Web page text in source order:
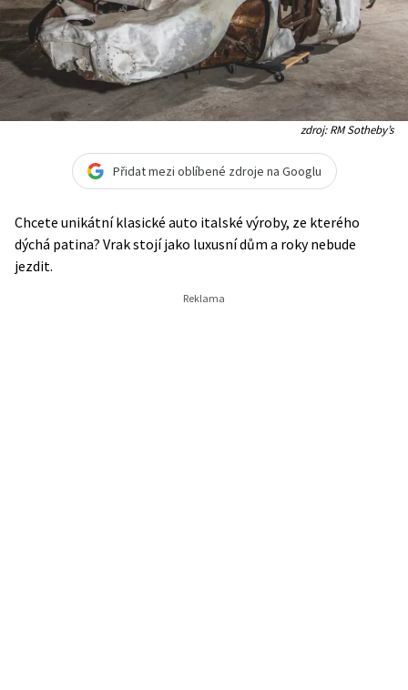
zdroj: RM Sotheby’s
Přidat mezi oblíbené zdroje na Googlu
Chcete unikátní klasické auto italské výroby, ze kterého
dýchá patina? Vrak stojí jako luxusní dům a roky nebude
jezdit.